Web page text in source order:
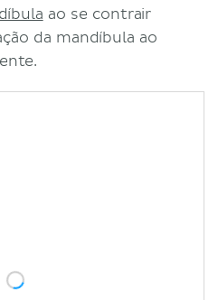
ao se contrair
da mandíbula ao